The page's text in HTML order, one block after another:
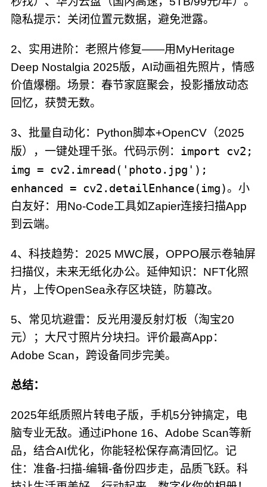
隐私提示：关闭位置元数据，避免泄露。
2、实用进阶：老照片修复——用MyHeritage
Deep Nostalgia 2025版，AI动画祖先照片，情感
价值爆棚。场景：春节家庭聚会，投影播放动态
回忆，获赞无数。
3、批量自动化：Python脚本+OpenCV（2025
版），一键处理千张。代码示例： import cv2;
img = cv2.imread('photo.jpg');
enhanced = cv2.detailEnhance(img)。小
白友好：用No-Code工具如Zapier连接扫描App
到云端。
4、科技趋势：2025 MWC展，OPPO展示卷轴屏
扫描仪，未来无纸化办公。延伸知识：NFT化照
片，上传OpenSea永存区块链，防篡改。
5、常见坑避雷：反光用漫反射灯板（淘宝20
元）；大尺寸照片分块扫。评价最高App：
Adobe Scan，跨设备同步完美。
总结：
2025年纸质照片转电子版，手机5分钟搞定，电
脑专业无敌。通过iPhone 16、Adobe Scan等新
品，结合AI优化，你能轻松保存高清回忆。记
住：准备-扫描-编辑-备份四步走，品质飞跃。科